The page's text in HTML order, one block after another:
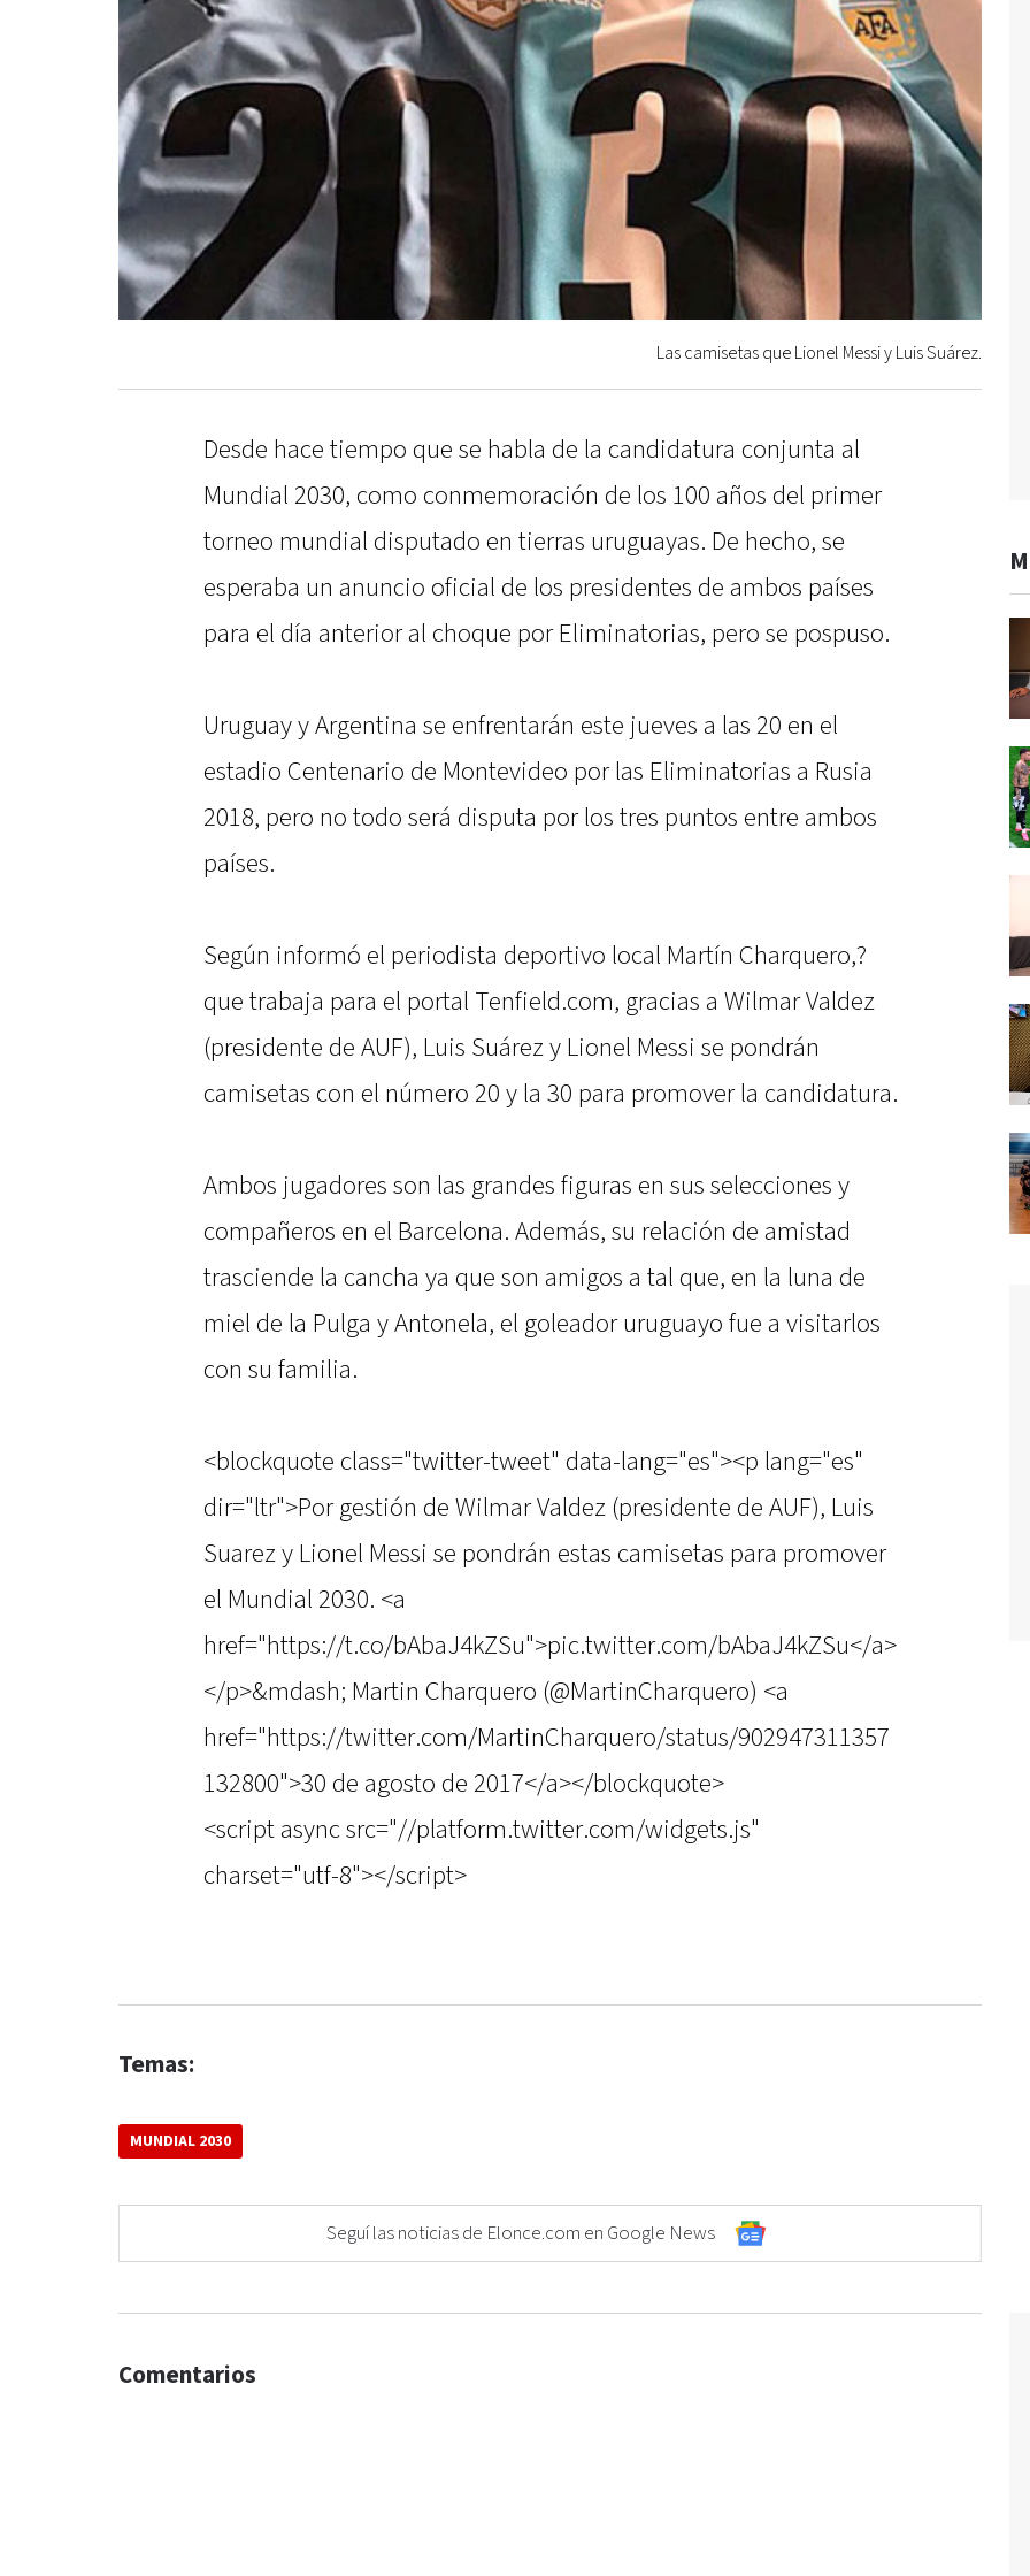
Las camisetas que Lionel Messi y Luis Suárez.
Desde hace tiempo que se habla de la candidatura conjunta al
Mundial 2030, como conmemoración de los 100 años del primer
torneo mundial disputado en tierras uruguayas. De hecho, se
esperaba un anuncio oficial de los presidentes de ambos países
para el día anterior al choque por Eliminatorias, pero se pospuso.
Uruguay y Argentina se enfrentarán este jueves a las 20 en el
estadio Centenario de Montevideo por las Eliminatorias a Rusia
2018, pero no todo será disputa por los tres puntos entre ambos
países.
Según informó el periodista deportivo local Martín Charquero,?
que trabaja para el portal Tenfield.com, gracias a Wilmar Valdez
(presidente de AUF), Luis Suárez y Lionel Messi se pondrán
camisetas con el número 20 y la 30 para promover la candidatura.
Ambos jugadores son las grandes figuras en sus selecciones y
compañeros en el Barcelona. Además, su relación de amistad
trasciende la cancha ya que son amigos a tal que, en la luna de
miel de la Pulga y Antonela, el goleador uruguayo fue a visitarlos
con su familia.
<blockquote class="twitter-tweet" data-lang="es"><p lang="es"
dir="ltr">Por gestión de Wilmar Valdez (presidente de AUF), Luis
Suarez y Lionel Messi se pondrán estas camisetas para promover
el Mundial 2030. <a
href="https://t.co/bAbaJ4kZSu">pic.twitter.com/bAbaJ4kZSu</a>
</p>&mdash; Martin Charquero (@MartinCharquero) <a
href="https://twitter.com/MartinCharquero/status/902947311357
132800">30 de agosto de 2017</a></blockquote>
<script async src="//platform.twitter.com/widgets.js"
charset="utf-8"></script>
Temas:
MUNDIAL 2030
Seguí las noticias de Elonce.com en Google News
Comentarios